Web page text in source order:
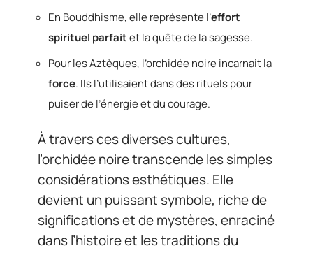
En Bouddhisme, elle représente l’effort
spirituel parfaitet la quête de la sagesse.
Pour les Aztèques, l’orchidée noire incarnait la
force. Ils l’utilisaient dans des rituels pour
puiser de l’énergie et du courage.
À travers ces diverses cultures,
l’orchidée noire transcende les simples
considérations esthétiques. Elle
devient un puissant symbole, riche de
significations et de mystères, enraciné
dans l’histoire et les traditions du